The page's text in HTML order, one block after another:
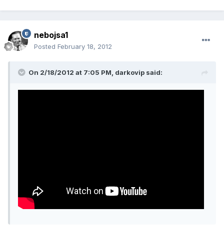
nebojsa1
Posted February 18, 2012
On 2/18/2012 at 7:05 PM, darkovip said: